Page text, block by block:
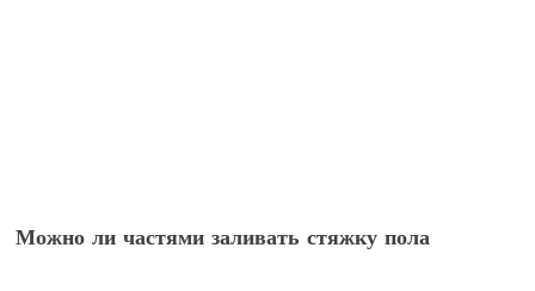
Можно ли частями заливать стяжку пола